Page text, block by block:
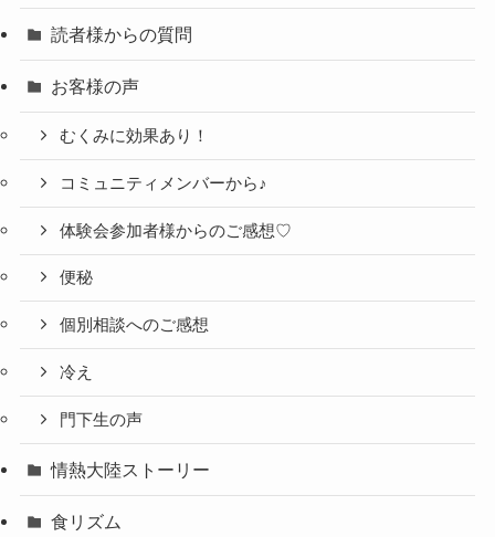
読者様からの質問
お客様の声
むくみに効果あり！
コミュニティメンバーから♪
体験会参加者様からのご感想♡
便秘
個別相談へのご感想
冷え
門下生の声
情熱大陸ストーリー
食リズム